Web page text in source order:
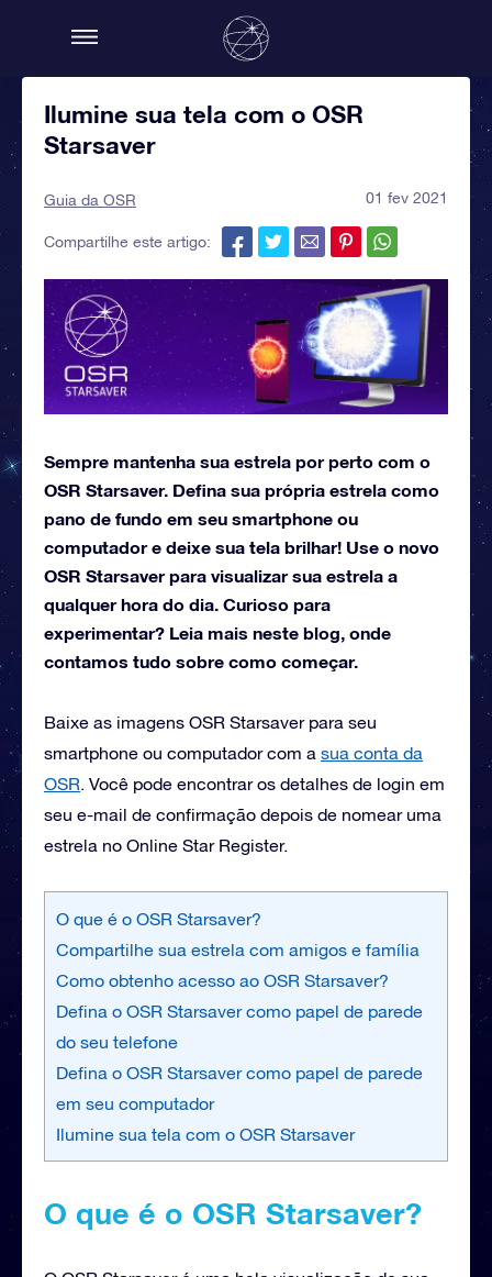
Ilumine sua tela com o OSR
Starsaver
Guia da OSR 01 fev 2021
Compartilhe este artigo:
Sempre mantenha sua estrela por perto com o
OSR Starsaver. Defina sua própria estrela como
pano de fundo em seu smartphone ou
computador e deixe sua tela brilhar! Use o novo
OSR Starsaver para visualizar sua estrela a
qualquer hora do dia. Curioso para
experimentar? Leia mais neste blog, onde
contamos tudo sobre como começar.
Baixe as imagens OSR Starsaver para seu
smartphone ou computador com a sua conta da
OSR. Você pode encontrar os detalhes de login em
seu e-mail de confirmação depois de nomear uma
estrela no Online Star Register.
O que é o OSR Starsaver?
Compartilhe sua estrela com amigos e família
Como obtenho acesso ao OSR Starsaver?
Defina o OSR Starsaver como papel de parede
do seu telefone
Defina o OSR Starsaver como papel de parede
em seu computador
Ilumine sua tela com o OSR Starsaver
O que é o OSR Starsaver?